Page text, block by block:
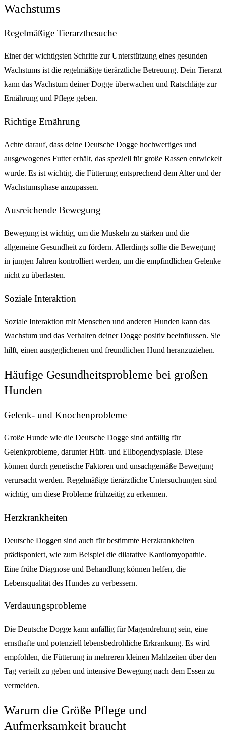
Wachstums
Regelmäßige Tierarztbesuche
Einer der wichtigsten Schritte zur Unterstützung eines gesunden
Wachstums ist die regelmäßige tierärztliche Betreuung. Dein Tierarzt
kann das Wachstum deiner Dogge überwachen und Ratschläge zur
Ernährung und Pflege geben.
Richtige Ernährung
Achte darauf, dass deine Deutsche Dogge hochwertiges und
ausgewogenes Futter erhält, das speziell für große Rassen entwickelt
wurde. Es ist wichtig, die Fütterung entsprechend dem Alter und der
Wachstumsphase anzupassen.
Ausreichende Bewegung
Bewegung ist wichtig, um die Muskeln zu stärken und die
allgemeine Gesundheit zu fördern. Allerdings sollte die Bewegung
in jungen Jahren kontrolliert werden, um die empfindlichen Gelenke
nicht zu überlasten.
Soziale Interaktion
Soziale Interaktion mit Menschen und anderen Hunden kann das
Wachstum und das Verhalten deiner Dogge positiv beeinflussen. Sie
hilft, einen ausgeglichenen und freundlichen Hund heranzuziehen.
Häufige Gesundheitsprobleme bei großen
Hunden
Gelenk- und Knochenprobleme
Große Hunde wie die Deutsche Dogge sind anfällig für
Gelenkprobleme, darunter Hüft- und Ellbogendysplasie. Diese
können durch genetische Faktoren und unsachgemäße Bewegung
verursacht werden. Regelmäßige tierärztliche Untersuchungen sind
wichtig, um diese Probleme frühzeitig zu erkennen.
Herzkrankheiten
Deutsche Doggen sind auch für bestimmte Herzkrankheiten
prädisponiert, wie zum Beispiel die dilatative Kardiomyopathie.
Eine frühe Diagnose und Behandlung können helfen, die
Lebensqualität des Hundes zu verbessern.
Verdauungsprobleme
Die Deutsche Dogge kann anfällig für Magendrehung sein, eine
ernsthafte und potenziell lebensbedrohliche Erkrankung. Es wird
empfohlen, die Fütterung in mehreren kleinen Mahlzeiten über den
Tag verteilt zu geben und intensive Bewegung nach dem Essen zu
vermeiden.
Warum die Größe Pflege und
Aufmerksamkeit braucht